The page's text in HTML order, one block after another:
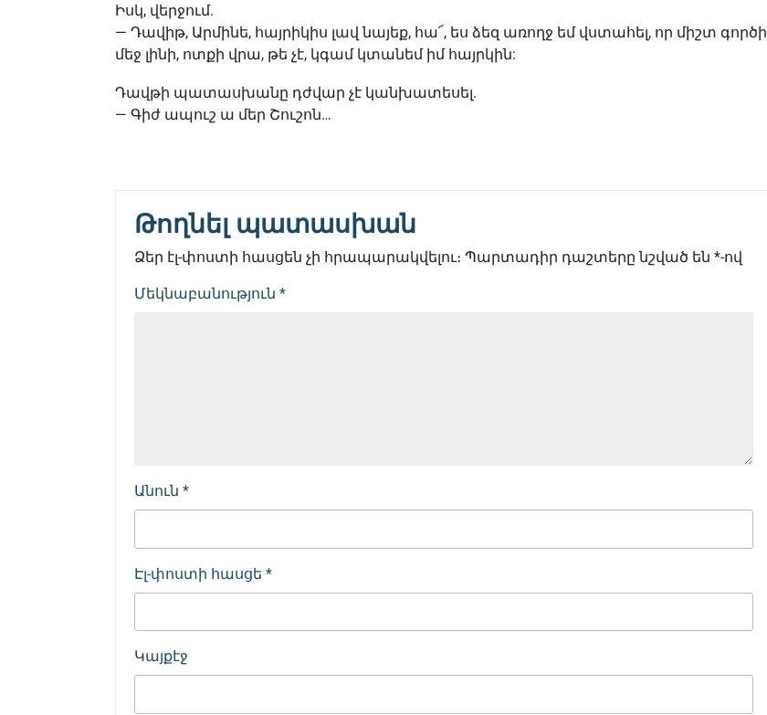
Իսկ, վերջում.
— Դավիթ, Արմինե, հայրիկիս լավ նայեք, հա՜, ես ձեզ առողջ եմ վստահել, որ միշտ գործի
մեջ լինի, ոտքի վրա, թե չէ, կգամ կտանեմ իմ հայրկին:
Դավթի պատասխանը դժվար չէ կանխատեսել.
— Գիժ ապուշ ա մեր Շուշոն…
Թողնել պատասխան
Ձեր էլ-փոստի հասցեն չի հրապարակվելու։ Պարտադիր դաշտերը նշված են *-ով
Մեկնաբանություն *
Անուն *
Էլ-փոստի հասցե *
Կայքէջ